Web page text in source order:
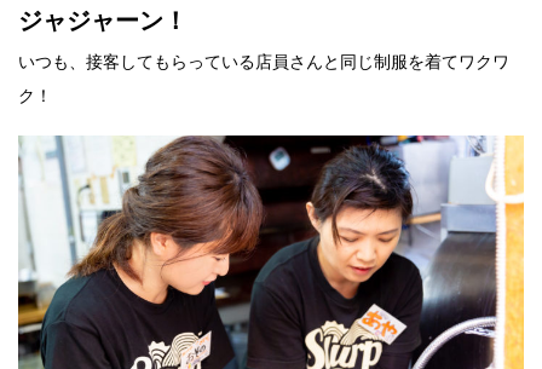
ジャジャーン！
いつも、接客してもらっている店員さんと同じ制服を着てワクワ
ク！